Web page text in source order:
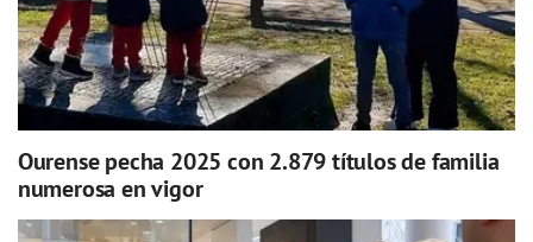
Ourense pecha 2025 con 2.879 títulos de familia
numerosa en vigor